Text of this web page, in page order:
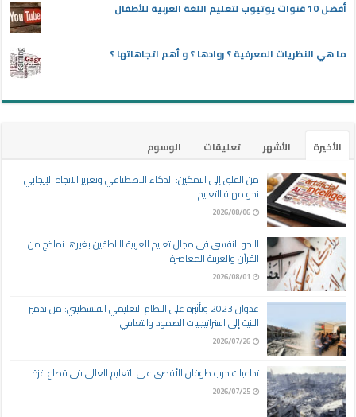
أفضل 10 قنوات يوتيوب لتعليم اللغة العربية للأطفال
ما هي النظريات المعرفية ؟ روادها ؟ و أهم اتجاهاتها ؟
الأخيرة الأشهر تعليقات
الوسوم
من القلق إلى التمكين: الذكاء الاصطناعي وتعزيز الاتجاه الإيجابي
نحو مهنة التعليم
2026/08/06
النحو النفسي في مجال تعليم العربية للناطقين بغيرها نماذج من
القرآن والعربية المعاصرة
2026/08/01
عدوان 2023 وتأثيره على النظام التعليمي الفلسطيني: من تدمير
البنية إلى استراتيجيات الصمود والتعافي
2026/07/26
تداعيات حرب طوفان الأقصى على التعليم العالي في قطاع غزة
2026/07/25